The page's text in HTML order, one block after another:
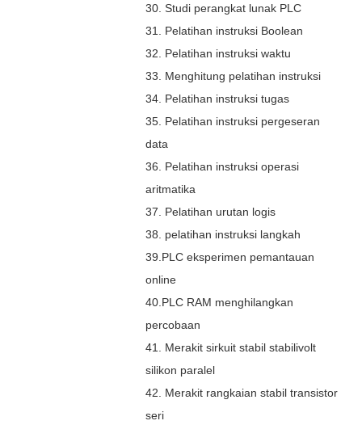
30. Studi perangkat lunak PLC
31. Pelatihan instruksi Boolean
32. Pelatihan instruksi waktu
33. Menghitung pelatihan instruksi
34. Pelatihan instruksi tugas
35. Pelatihan instruksi pergeseran
data
36. Pelatihan instruksi operasi
aritmatika
37. Pelatihan urutan logis
38. pelatihan instruksi langkah
39.PLC eksperimen pemantauan
online
40.PLC RAM menghilangkan
percobaan
41. Merakit sirkuit stabil stabilivolt
silikon paralel
42. Merakit rangkaian stabil transistor
seri